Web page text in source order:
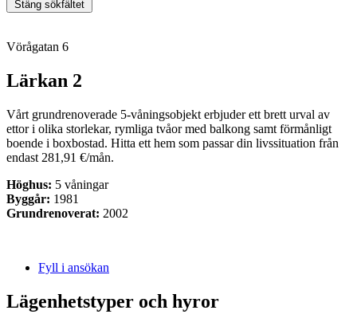
Stäng sökfältet
Vörågatan 6
Lärkan 2
Vårt grundrenoverade 5-våningsobjekt erbjuder ett brett urval av
ettor i olika storlekar, rymliga tvåor med balkong samt förmånligt
boende i boxbostad. Hitta ett hem som passar din livssituation från
endast 281,91 €/mån.
Höghus: 5 våningar
Byggår: 1981
Grundrenoverat: 2002
Fyll i ansökan
Lägenhetstyper och hyror